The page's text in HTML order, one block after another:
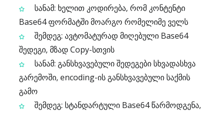
სანამ: ხელით კოდირება, რომ კონტენტი
Base64 ფორმატში მოარგო რომელიმე ველს
შემდეგ: ავტომატურად მიღებული Base64
შედეგი, მზად Copy-სთვის
სანამ: განსხვავებული შედეგები სხვადასხვა
გარემოში, encoding-ის განსხვავებული საქმის
გამო
შემდეგ: სტანდარტული Base64 წარმოდგენა,